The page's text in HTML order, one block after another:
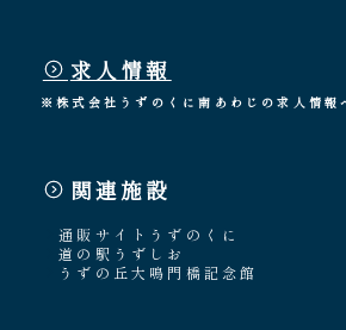
求人情報
※株式会社うずのくに南あわじの求人情報
関連施設
通販サイトうずのくに
道の駅うずしお
うずの丘大鳴門橋記念館